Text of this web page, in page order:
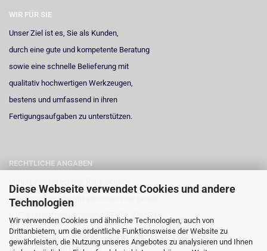
Diese Webseite verwendet Cookies und andere
Technologien
Wir verwenden Cookies und ähnliche Technologien, auch von
Drittanbietern, um die ordentliche Funktionsweise der Website zu
gewährleisten, die Nutzung unseres Angebotes zu analysieren und Ihnen
WIR FÜR SIE
Unser Ziel ist es, Sie als Kunden,
durch eine gute und kompetente Beratung
sowie eine schnelle Belieferung mit
qualitativ hochwertigen Werkzeugen,
bestens und umfassend in ihren
Fertigungsaufgaben zu unterstützen.
RECHTLICHE ANGABEN
Umsatzsteuer-Identifikationsnummer gemäß
Registergericht: Amtsgericht Neuss
Registernummer: HRA 6723